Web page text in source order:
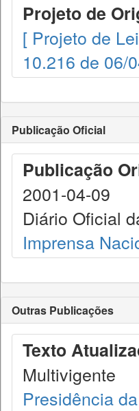
Projeto de
[ Projeto de
10.216 de 06/
Publicação Oficial
Publicação
2001-04-09
Diário Oficial
Imprensa
Outras Publicações
Texto
Multivigente
Presidência